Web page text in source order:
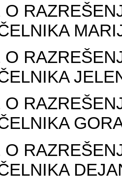
O
O
O
O